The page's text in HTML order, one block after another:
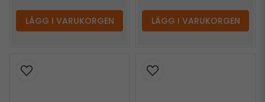
LÄGG I VARUKORGEN LÄGG I VARUKORGEN